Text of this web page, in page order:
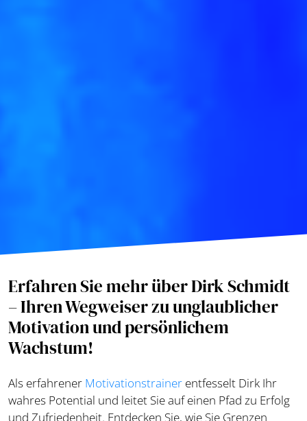
Erfahren Sie mehr über Dirk Schmidt
– Ihren Wegweiser zu unglaublicher
Motivation und persönlichem
Wachstum!
Als erfahrener Motivationstrainer entfesselt Dirk Ihr
wahres Potential und leitet Sie auf einen Pfad zu Erfolg
und Zufriedenheit. Entdecken Sie, wie Sie Grenzen